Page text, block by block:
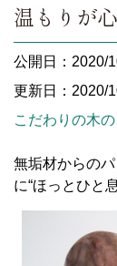
温もりが
公開日：2020/
更新日：2020/
こだわりの木の
無垢材からの
に“ほっとひと